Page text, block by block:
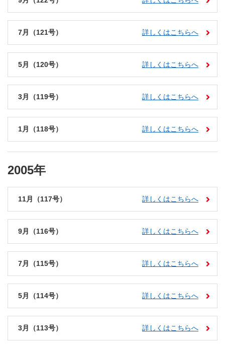
7月（121号） 詳しくはこちらへ
5月（120号） 詳しくはこちらへ
3月（119号） 詳しくはこちらへ
1月（118号） 詳しくはこちらへ
2005年
11月（117号） 詳しくはこちらへ
9月（116号） 詳しくはこちらへ
7月（115号） 詳しくはこちらへ
5月（114号） 詳しくはこちらへ
3月（113号） 詳しくはこちらへ